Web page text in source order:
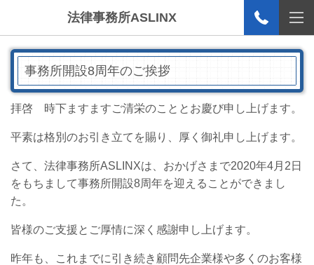
法律事務所ASLINX
事務所開設8周年のご挨拶
拝啓 時下ますますご清栄のこととお慶び申し上げます。
平素は格別のお引き立てを賜り、厚く御礼申し上げます。
さて、法律事務所ASLINXは、おかげさまで2020年4月2日
をもちまして事務所開設8周年を迎えることができまし
た。
皆様のご支援とご厚情に深く感謝申し上げます。
昨年も、これまでに引き続き顧問先企業様や多くのお客様